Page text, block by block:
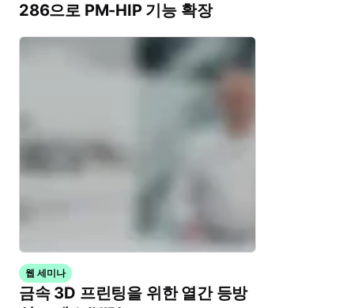
286으로 PM-HIP 기능 확장
웹 세미나
금속 3D 프린팅을 위한 열간 등방